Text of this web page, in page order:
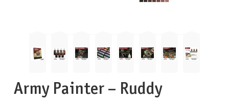
Army Painter – Ruddy